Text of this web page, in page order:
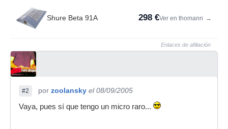
Shure Beta 91A 298 €Ver en thomann →
Enlaces de afiliación
#2 por zoolansky el 08/09/2005
Vaya, pues sí que tengo un micro raro...